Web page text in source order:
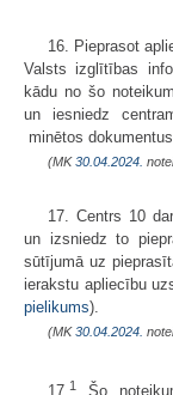
16. Pieprasot
Valsts izglītības
kādu no šo
un iesniedz
minētos dokumentus.
(MK30.04.2024.
17. Centrs 10
un izsniedz to
sūtījumā uz
ierakstu apliecību
pielikums).
(MK30.04.2024.
17. 1 Šo